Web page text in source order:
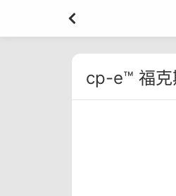
cp-e™ 福克